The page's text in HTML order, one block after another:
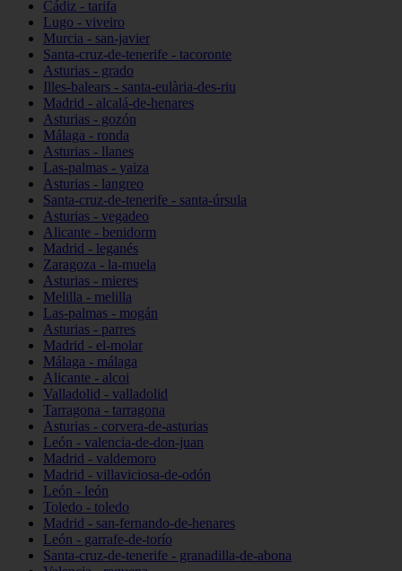
Cádiz - tarifa
Lugo - viveiro
Murcia - san-javier
Santa-cruz-de-tenerife - tacoronte
Asturias - grado
Illes-balears - santa-eulària-des-riu
Madrid - alcalá-de-henares
Asturias - gozón
Málaga - ronda
Asturias - llanes
Las-palmas - yaiza
Asturias - langreo
Santa-cruz-de-tenerife - santa-úrsula
Asturias - vegadeo
Alicante - benidorm
Madrid - leganés
Zaragoza - la-muela
Asturias - mieres
Melilla - melilla
Las-palmas - mogán
Asturias - parres
Madrid - el-molar
Málaga - málaga
Alicante - alcoi
Valladolid - valladolid
Tarragona - tarragona
Asturias - corvera-de-asturias
León - valencia-de-don-juan
Madrid - valdemoro
Madrid - villaviciosa-de-odón
León - león
Toledo - toledo
Madrid - san-fernando-de-henares
León - garrafe-de-torío
Santa-cruz-de-tenerife - granadilla-de-abona